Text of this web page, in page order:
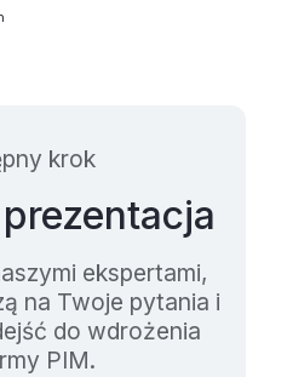
krok
ekspertami,
na Twoje pytania i
do wdrożenia
PIM.